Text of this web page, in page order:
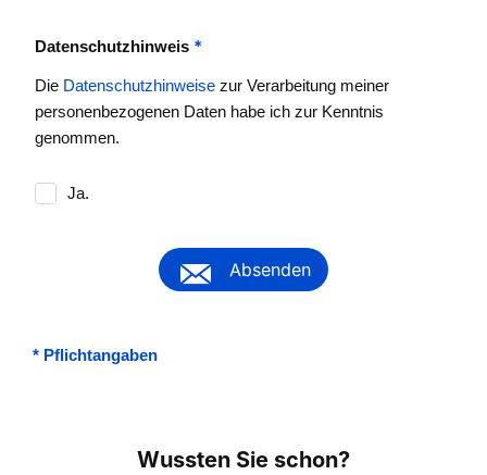
Datenschutzhinweis *
Die Datenschutzhinweise zur Verarbeitung meiner
personenbezogenen Daten habe ich zur Kenntnis
genommen.
Ja.
Absenden
* Pflichtangaben
Wussten Sie schon?